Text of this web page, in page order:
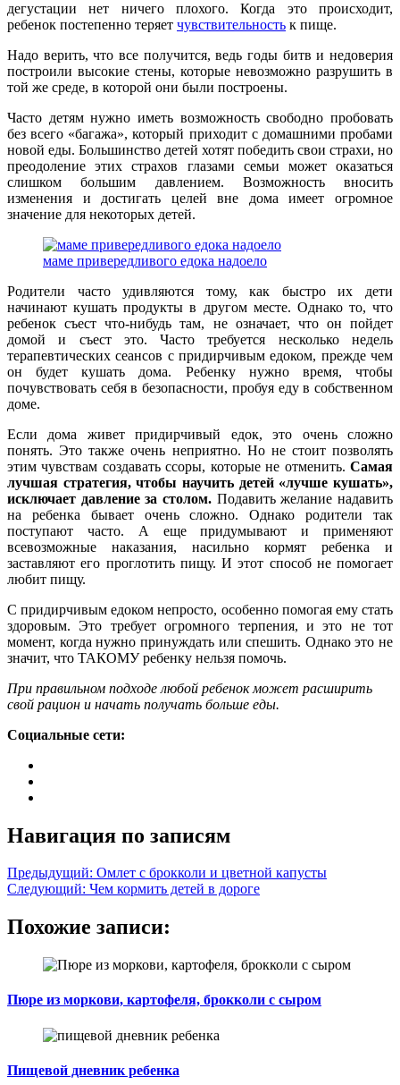
дегустации нет ничего плохого. Когда это происходит,
ребенок постепенно теряет чувствительность к пище.
Надо верить, что все получится, ведь годы битв и недоверия
построили высокие стены, которые невозможно разрушить в
той же среде, в которой они были построены.
Часто детям нужно иметь возможность свободно пробовать
без всего «багажа», который приходит с домашними пробами
новой еды. Большинство детей хотят победить свои страхи, но
преодоление этих страхов глазами семьи может оказаться
слишком большим давлением. Возможность вносить
изменения и достигать целей вне дома имеет огромное
значение для некоторых детей.
маме привередливого едока надоело
Родители часто удивляются тому, как быстро их дети
начинают кушать продукты в другом месте. Однако то, что
ребенок съест что-нибудь там, не означает, что он пойдет
домой и съест это. Часто требуется несколько недель
терапевтических сеансов с придирчивым едоком, прежде чем
он будет кушать дома. Ребенку нужно время, чтобы
почувствовать себя в безопасности, пробуя еду в собственном
доме.
Если дома живет придирчивый едок, это очень сложно
понять. Это также очень неприятно. Но не стоит позволять
этим чувствам создавать ссоры, которые не отменить. Самая
лучшая стратегия, чтобы научить детей «лучше кушать»,
исключает давление за столом. Подавить желание надавить
на ребенка бывает очень сложно. Однако родители так
поступают часто. А еще придумывают и применяют
всевозможные наказания, насильно кормят ребенка и
заставляют его проглотить пищу. И этот способ не помогает
любит пищу.
С придирчивым едоком непросто, особенно помогая ему стать
здоровым. Это требует огромного терпения, и это не тот
момент, когда нужно принуждать или спешить. Однако это не
значит, что ТАКОМУ ребенку нельзя помочь.
При правильном подходе любой ребенок может расширить
свой рацион и начать получать больше еды.
Социальные сети:
Навигация по записям
Предыдущий: Омлет с брокколи и цветной капусты
Следующий: Чем кормить детей в дороге
Похожие записи:
Пюре из моркови, картофеля, брокколи с сыром
Пищевой дневник ребенка